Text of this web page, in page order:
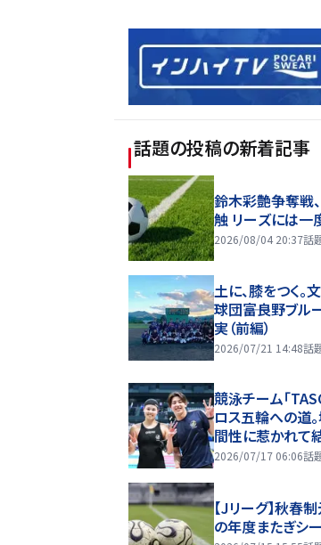
話題の投稿の新着記事
鈴木彩艶争奪戦
触 リーズには一
2026/08/04 20:37話
土に、膝をつく。
球団――富良野ブル
実（前編）
2026/07/21 14:48話
競泳チーム「
ロス五輪への道
間性に惹かれて
2026/07/17 06:06話
【Jリーグ】秋春
の年度またぎシ